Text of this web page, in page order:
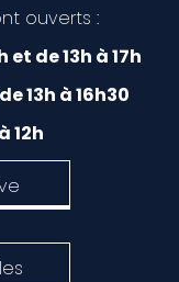
ouverts :
de 13h à 17h
13h à 16h30
12h